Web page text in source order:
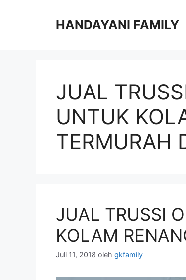
HANDAYANI FAMILY
JUAL
UNTUK
TERMURAH
JUAL TRUSSI
KOLAM
Juli 11, 2018 oleh gkfamily